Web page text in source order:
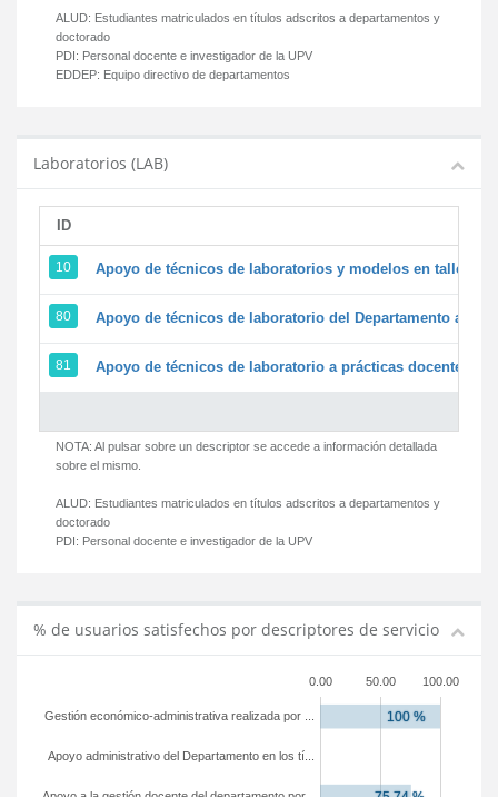
ALUD: Estudiantes matriculados en títulos adscritos a departamentos y
doctorado
PDI: Personal docente e investigador de la UPV
EDDEP: Equipo directivo de departamentos
Laboratorios (LAB)
ID
10 Apoyo de técnicos de laboratorios y modelos en
80 Apoyo de técnicos de laboratorio del Departamento a la
81 Apoyo de técnicos de laboratorio a prácticas docentes y
NOTA: Al pulsar sobre un descriptor se accede a información detallada
sobre el mismo.
ALUD: Estudiantes matriculados en títulos adscritos a departamentos y
doctorado
PDI: Personal docente e investigador de la UPV
% de usuarios satisfechos por descriptores de servicio
0.00 50.00 100.00
Apoyo administrativo del Departamento en los tí...
Gestión económico-administrativa realizada por ...